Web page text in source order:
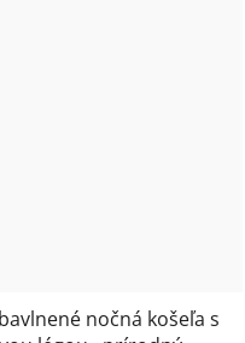
nočná košeľa s